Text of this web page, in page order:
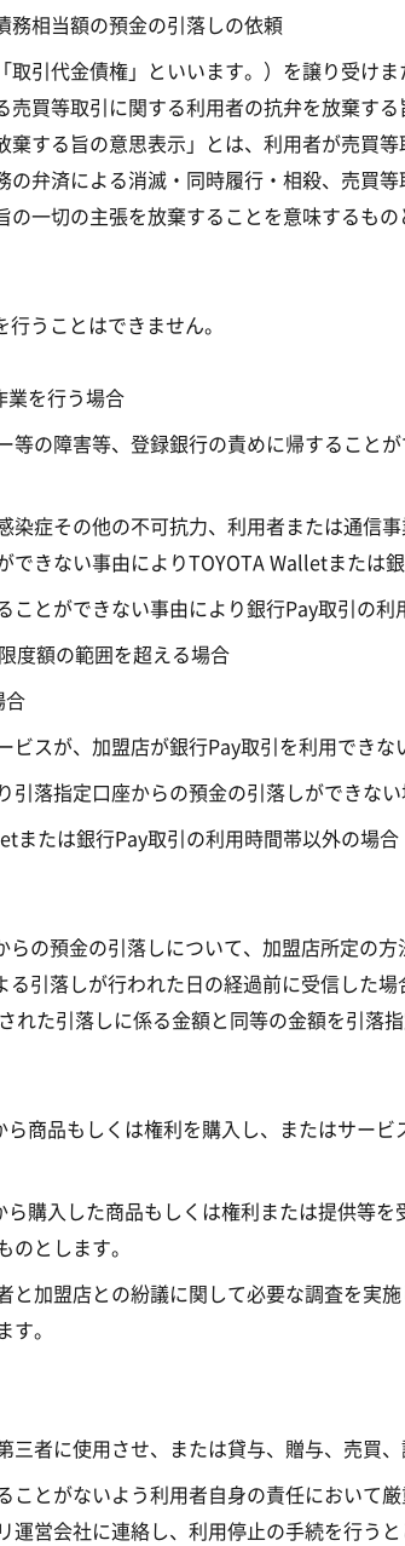
務相当額の預金の引落しの依頼
引代金債権」といいます。）を譲り受け
買等取引に関する利用者の抗弁を放棄す
する旨の意思表示」とは、利用者が売買
弁済による消滅・同時履行・相殺、売買
一切の主張を放棄することを意味するもの
うことはできません。
業を行う場合
の障害等、登録銀行の責めに帰すること
症その他の不可抗力、利用者または通信
きない事由によりTOYOTA Walletまたは
とができない事由により銀行Pay取引の
度額の範囲を超える場合
合
スが、加盟店が銀行Pay取引を利用でき
落指定口座からの預金の引落しができな
または銀行Pay取引の利用時間帯以外の場合
の預金の引落しについて、加盟店所定の
引落しが行われた日の経過前に受信した
た引落しに係る金額と同等の金額を引落
商品もしくは権利を購入し、またはサー
購入した商品もしくは権利または提供等
とします。
と加盟店との紛議に関して必要な調査を実
。
者に使用させ、または貸与、贈与、売買
とがないよう利用者自身の責任において
営会社に連絡し、利用停止の手続を行う